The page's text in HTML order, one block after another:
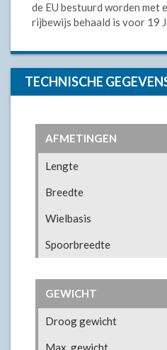
de EU bestuurd worden met
rijbewijs behaald is voor 19
TECHNISCHE
AFMETINGEN
Lengte
Breedte
Wielbasis
Spoorbreedte
GEWICHT
Droog gewicht
Max. gewicht